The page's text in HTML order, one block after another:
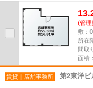
(管理
敷：
所在
間取
面積
賃貸｜店舗事務所 第2東洋ビ